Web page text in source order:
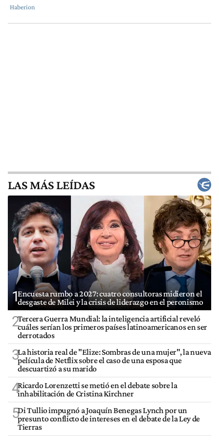
LAS MÁS LEÍDAS
1Encuesta rumbo a 2027: cuatro consultoras midieron el
desgaste de Milei y la crisis de liderazgo en el peronismo
2Tercera Guerra Mundial: la inteligencia artificial reveló
cuáles serían los primeros países latinoamericanos en ser
derrotados
3La historia real de "Elize: Sombras de una mujer", la nueva
película de Netflix sobre el caso de una esposa que
descuartizó a su marido
4Ricardo Lorenzetti se metió en el debate sobre la
inhabilitación de Cristina Kirchner
5Di Tullio impugnó a Joaquín Benegas Lynch por un
presunto conflicto de intereses en el debate de la Ley de
Tierras